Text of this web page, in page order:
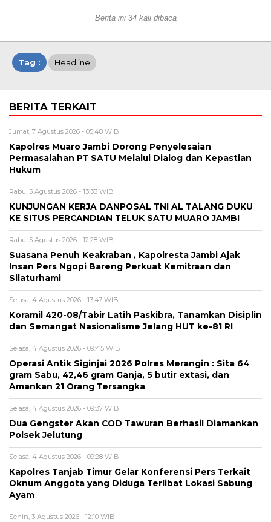
Berita ini 34 kali dibaca
Tag : Headline
BERITA TERKAIT
Jumat, 7 Agustus 2026 - 05:48 WIB
Kapolres Muaro Jambi Dorong Penyelesaian
Permasalahan PT SATU Melalui Dialog dan Kepastian
Hukum
Rabu, 5 Agustus 2026 - 13:33 WIB
KUNJUNGAN KERJA DANPOSAL TNI AL TALANG DUKU
KE SITUS PERCANDIAN TELUK SATU MUARO JAMBI
Rabu, 5 Agustus 2026 - 12:28 WIB
Suasana Penuh Keakraban , Kapolresta Jambi Ajak
Insan Pers Ngopi Bareng Perkuat Kemitraan dan
Silaturhami
Selasa, 4 Agustus 2026 - 13:47 WIB
Koramil 420-08/Tabir Latih Paskibra, Tanamkan Disiplin
dan Semangat Nasionalisme Jelang HUT ke-81 RI
Selasa, 4 Agustus 2026 - 09:45 WIB
Operasi Antik Siginjai 2026 Polres Merangin : Sita 64
gram Sabu, 42,46 gram Ganja, 5 butir extasi, dan
Amankan 21 Orang Tersangka
Selasa, 4 Agustus 2026 - 09:37 WIB
Dua Gengster Akan COD Tawuran Berhasil Diamankan
Polsek Jelutung
Selasa, 4 Agustus 2026 - 09:28 WIB
Kapolres Tanjab Timur Gelar Konferensi Pers Terkait
Oknum Anggota yang Diduga Terlibat Lokasi Sabung
Ayam
Senin, 3 Agustus 2026 - 12:10 WIB